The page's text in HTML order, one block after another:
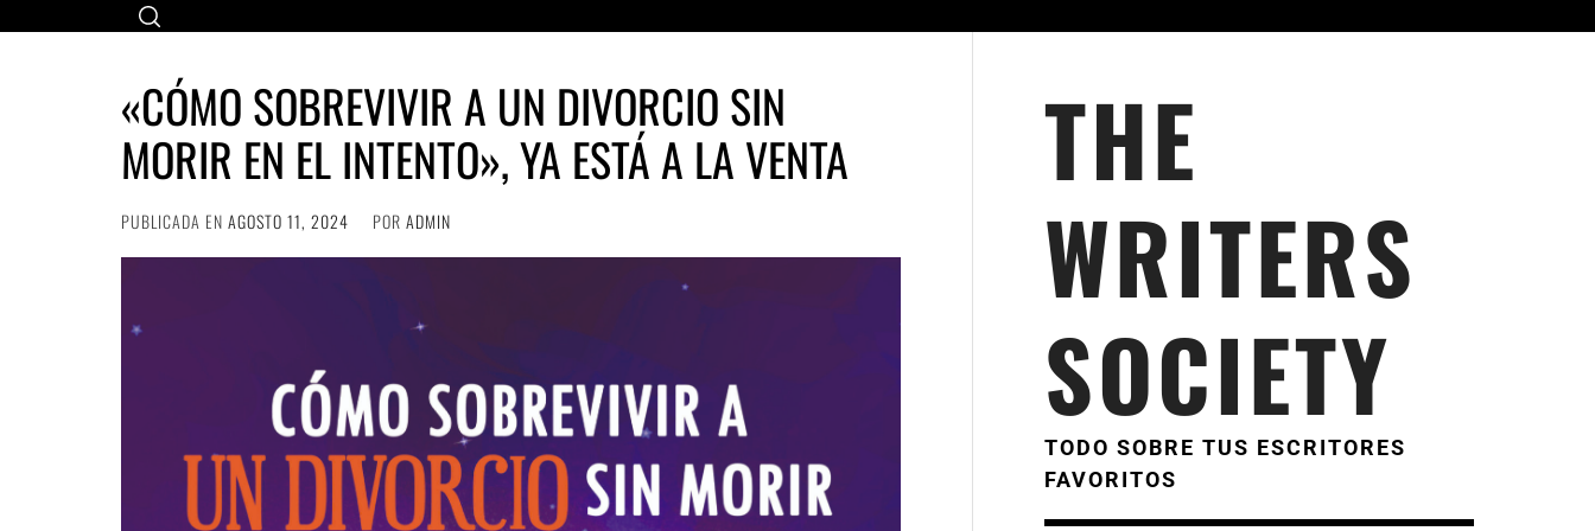
«CÓMO SOBREVIVIR A UN DIVORCIO SIN
MORIR EN EL INTENTO», YA ESTÁ A LA VENTA
PUBLICADA EN AGOSTO 11, 2024 POR ADMIN
THE
WRITERS
SOCIETY
TODO SOBRE TUS ESCRITORES
FAVORITOS